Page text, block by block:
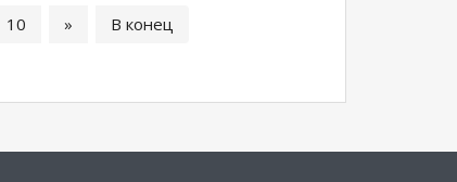
10 » В конец